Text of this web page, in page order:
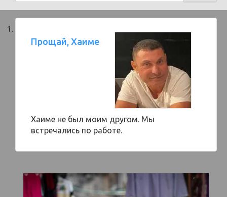
Прощай, Хаиме
Хаиме не был моим другом. Мы
встречались по работе.